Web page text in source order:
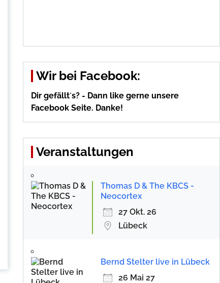
Wir bei Facebook:
Dir gefällt´s? - Dann like gerne unsere
Facebook Seite. Danke!
Veranstaltungen
Thomas D & The KBCS -
Neocortex
27 Okt. 26
Lübeck
Bernd Stelter live in Lübeck
26 Mai 27